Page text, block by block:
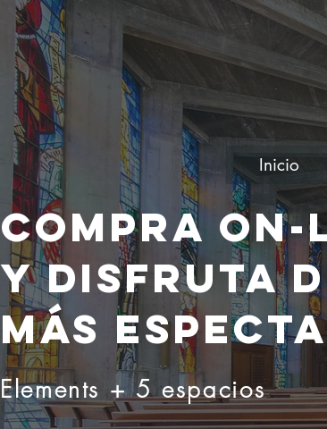
COMPRA
Y DISFRUTA
MÁS
Elements + 5 espacios
Inicio